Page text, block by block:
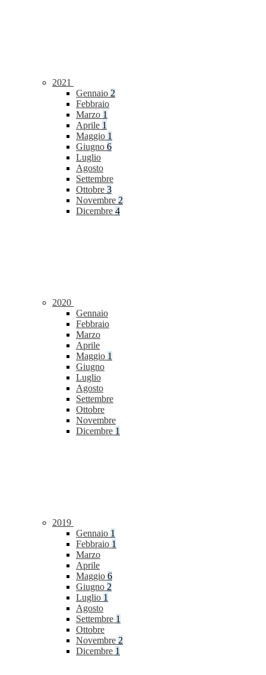
2021
Gennaio 2
Febbraio
Marzo 1
Aprile 1
Maggio 1
Giugno 6
Luglio
Agosto
Settembre
Ottobre 3
Novembre 2
Dicembre 4
2020
Gennaio
Febbraio
Marzo
Aprile
Maggio 1
Giugno
Luglio
Agosto
Settembre
Ottobre
Novembre
Dicembre 1
2019
Gennaio 1
Febbraio 1
Marzo
Aprile
Maggio 6
Giugno 2
Luglio 1
Agosto
Settembre 1
Ottobre
Novembre 2
Dicembre 1